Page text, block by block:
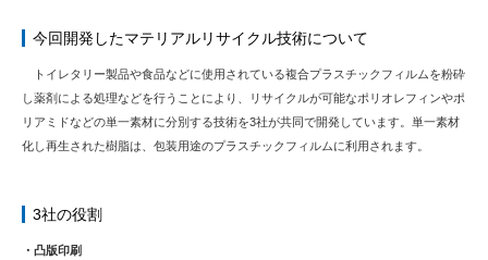
今回開発したマテリアルリサイクル技術について
トイレタリー製品や食品などに使用されている複合プラスチックフィルムを粉砕
し薬剤による処理などを行うことにより、リサイクルが可能なポリオレフィンやポ
リアミドなどの単一素材に分別する技術を3社が共同で開発しています。単一素材
化し再生された樹脂は、包装用途のプラスチックフィルムに利用されます。
3社の役割
・凸版印刷